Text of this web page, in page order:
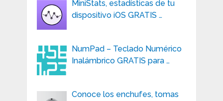
MiniStats, estadísticas de tu
dispositivo iOS GRATIS …
NumPad – Teclado Numérico
Inalámbrico GRATIS para …
Conoce los enchufes, tomas